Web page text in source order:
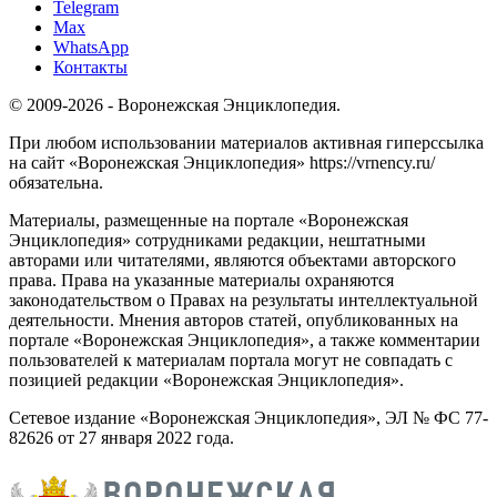
Telegram
Max
WhatsApp
Контакты
© 2009-2026 - Воронежская Энциклопедия.
При любом использовании материалов активная гиперссылка
на сайт «Воронежская Энциклопедия» https://vrnency.ru/
обязательна.
Материалы, размещенные на портале «Воронежская
Энциклопедия» сотрудниками редакции, нештатными
авторами или читателями, являются объектами авторского
права. Права на указанные материалы охраняются
законодательством о Правах на результаты интеллектуальной
деятельности. Мнения авторов статей, опубликованных на
портале «Воронежская Энциклопедия», а также комментарии
пользователей к материалам портала могут не совпадать с
позицией редакции «Воронежская Энциклопедия».
Сетевое издание «Воронежская Энциклопедия», ЭЛ № ФС 77-
82626 от 27 января 2022 года.